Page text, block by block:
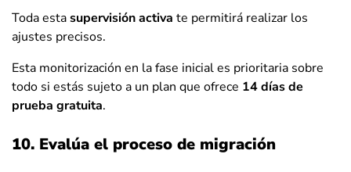
Toda estasupervisión activa te permitirá realizar los
ajustes precisos.
Esta monitorización en la fase inicial es prioritaria sobre
todo si estás sujeto a un plan que ofrece 14 días de
prueba gratuita.
10. Evalúa el proceso de migración